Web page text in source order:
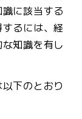
に該当する
るには、経
知識を有し
下のとおり